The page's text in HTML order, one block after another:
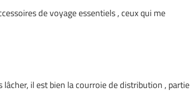
de voyage essentiels , ceux qui me
lâcher, il est bien la courroie de distribution , partie